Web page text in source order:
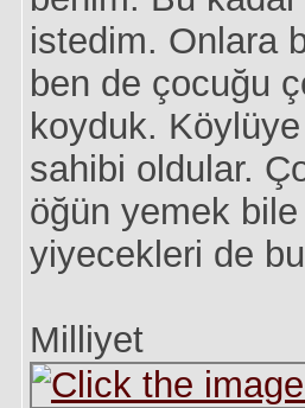
istedim. Onlara
ben de çocuğu
koyduk.
sahibi oldular.
öğün yemek
yiyecekleri de
Milliyet